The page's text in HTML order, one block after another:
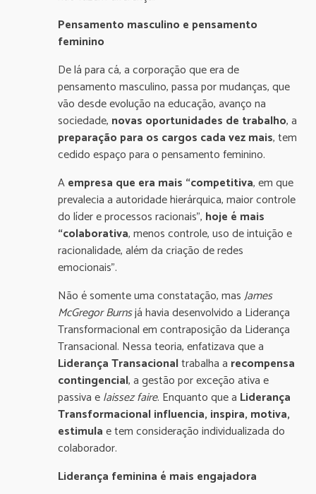
Pensamento masculino e pensamento
feminino
De lá para cá, a corporação que era de
pensamento masculino, passa por mudanças, que
vão desde evolução na educação, avanço na
sociedade, novas oportunidades de trabalho, a
preparação para os cargos cada vez mais, tem
cedido espaço para o pensamento feminino.
Aempresa que era mais “competitiva, em que
prevalecia a autoridade hierárquica, maior controle
do líder e processos racionais”, hoje é mais
“colaborativa, menos controle, uso de intuição e
racionalidade, além da criação de redes
emocionais”.
Não é somente uma constatação, masJames
McGregor Burnsjá havia desenvolvido a Liderança
Transformacional em contraposição da Liderança
Transacional. Nessa teoria, enfatizava que a
Liderança Transacionaltrabalha a recompensa
contingencial, a gestão por exceção ativa e
passiva elaissez faire. Enquanto que a Liderança
Transformacionalinfluencia, inspira, motiva,
estimulae tem consideração individualizada do
colaborador.
Liderança feminina é mais engajadora